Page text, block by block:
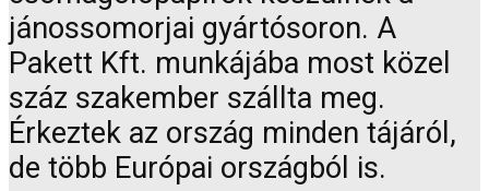
jánossomorjai gyártósoron. A
Pakett Kft. munkájába most közel
száz szakember szállta meg.
Érkeztek az ország minden tájáról,
de több Európai országból is.